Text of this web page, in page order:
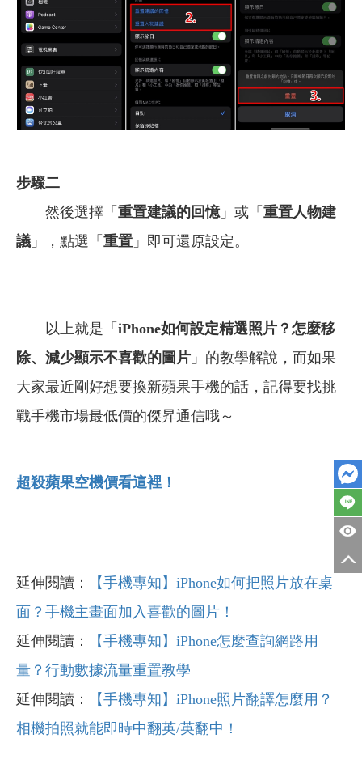
步驟二
然後選擇「 重置建議的回憶」或「 重置人物建
議 」，點選「 重置 」即可還原設定。
以上就是「 iPhone如何設定精選照片？怎麼移
除、減少顯示不喜歡的圖片 」的教學解說， 而如果
大家最近剛好想要換新蘋果手機的話，記得要找挑
戰手機市場最低價的傑昇通信哦～
超殺蘋果空機價看這裡！
延伸閱讀：
【手機專知】iPhone如何把照片放在桌
面？手機主畫面加入喜歡的圖片！
延伸閱讀：
【手機專知】iPhone怎麼查詢網路用
量？行動數據流量重置教學
延伸閱讀：
【手機專知】iPhone照片翻譯怎麼用？
相機拍照就能即時中翻英/英翻中！